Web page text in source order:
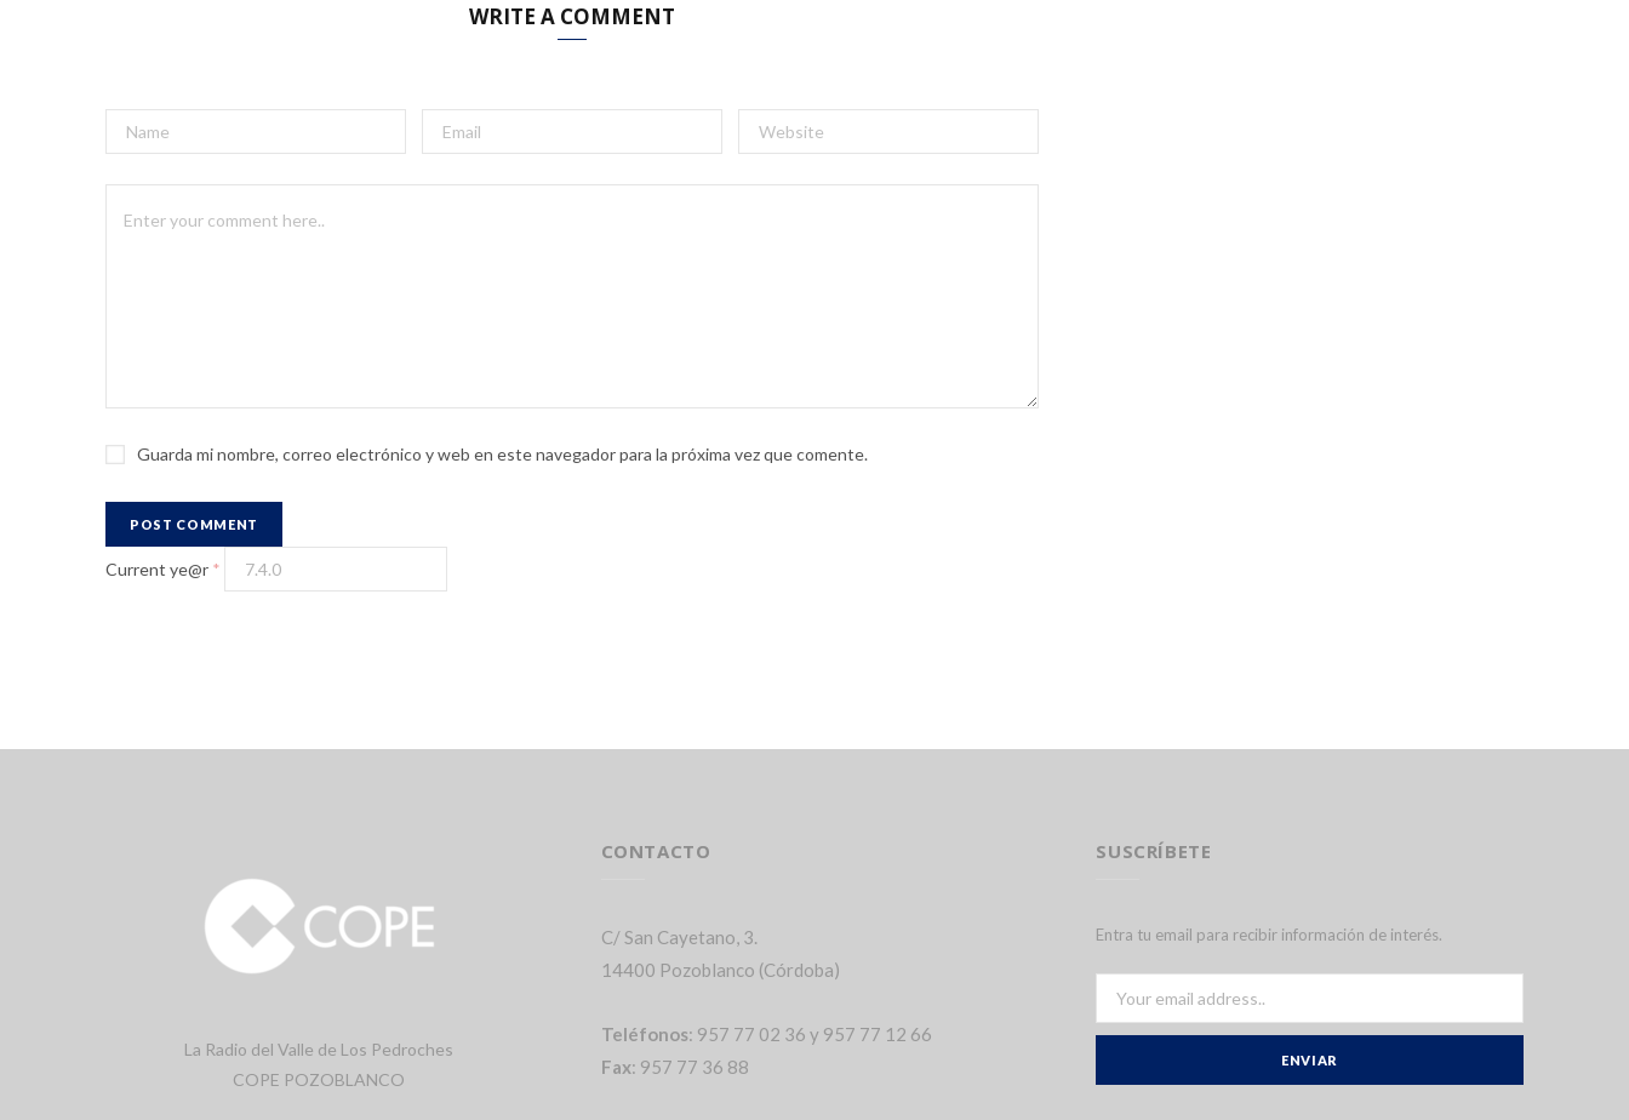
WRITE A COMMENT
Guarda mi nombre, correo electrónico y web en este navegador para la próxima vez que comente.
Current ye@r *
La Radio del Valle de Los Pedroches
COPE POZOBLANCO
CONTACTO
C/ San Cayetano, 3.
14400 Pozoblanco (Córdoba)
Teléfonos: 957 77 02 36 y 957 77 12 66
Fax: 957 77 36 88
SUSCRÍBETE
Entra tu email para recibir información de interés.